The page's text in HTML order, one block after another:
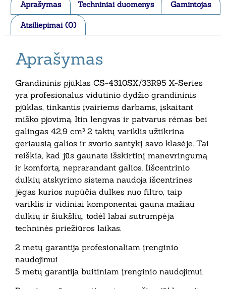
Aprašymas Techniniai duomenys Gamintojas
Atsiliepimai (0)
Aprašymas
Grandininis pjūklas CS-4310SX/33R95 X-Series
yra profesionalus vidutinio dydžio grandininis
pjūklas, tinkantis įvairiems darbams, įskaitant
miško pjovimą. Itin lengvas ir patvarus rėmas bei
galingas 42,9 cm³ 2 taktų variklis užtikrina
geriausią galios ir svorio santykį savo klasėje. Tai
reiškia, kad jūs gaunate išskirtinį manevringumą
ir komfortą, neprarandant galios. Iišcentrinio
dulkių atskyrimo sistema naudoja išcentrines
jėgas kurios nupūčia dulkes nuo filtro, taip
variklis ir vidiniai komponentai gauna mažiau
dulkių ir šiukšlių, todėl labai sutrumpėja
techninės priežiūros laikas.
2 metų garantija profesionaliam įrenginio
naudojimui
5 metų garantija buitiniam įrenginio naudojimui.